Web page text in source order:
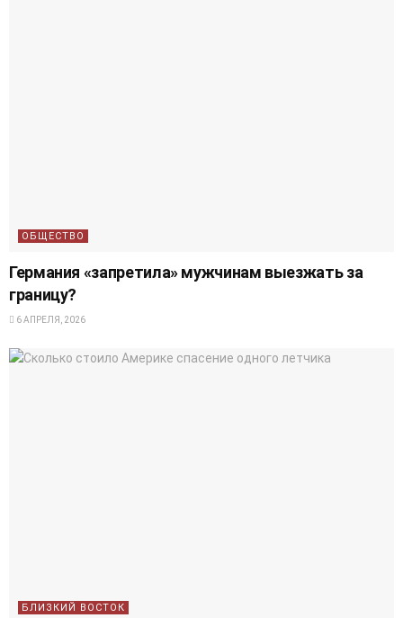
ОБЩЕСТВО
Германия «запретила» мужчинам выезжать за
границу?
6 АПРЕЛЯ, 2026
БЛИЗКИЙ ВОСТОК